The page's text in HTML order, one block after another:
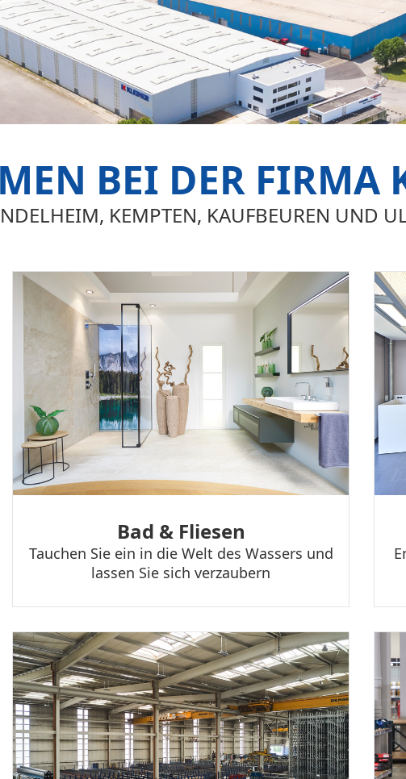
BEI DER FIRMA
KEMPTEN, KAUFBEUREN UND
Bad & Fliesen
Tauchen Sie ein in die Welt des Wassers und
lassen Sie sich verzaubern